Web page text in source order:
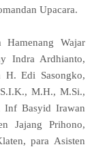
Upacara.
Wajar
Indra Ardhianto,
H. Edi Sasongko,
M.H., M.Si.,
Inf Basyid Irawan
Jajang Prihono,
para Asisten